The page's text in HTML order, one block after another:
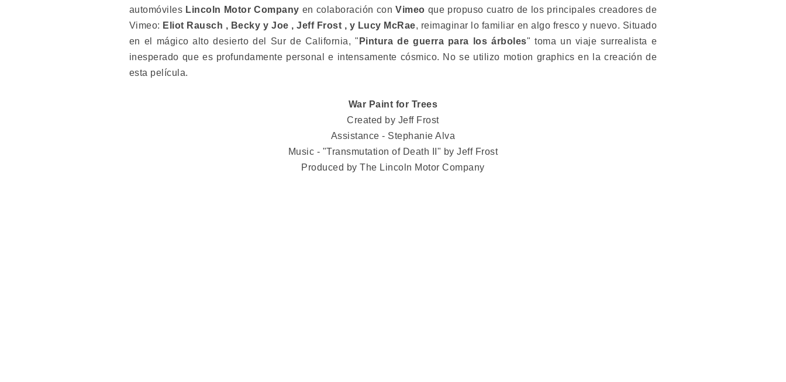
automóviles Lincoln Motor Company en colaboración conVimeo que propuso cuatro de los principales creadores de
Vimeo: Eliot Rausch , Becky y Joe , Jeff Frost , y Lucy McRae, reimaginar lo familiar en algo fresco y nuevo. Situado
en el mágico alto desierto del Sur de California, " Pintura de guerra para los árboles" toma un viaje surrealista e
inesperado que es profundamente personal e intensamente cósmico. No se utilizo motion graphics en la creación de
esta película.
War Paint for Trees
Created by Jeff Frost
Assistance - Stephanie Alva
Music - "Transmutation of Death II" by Jeff Frost
Produced by The Lincoln Motor Company